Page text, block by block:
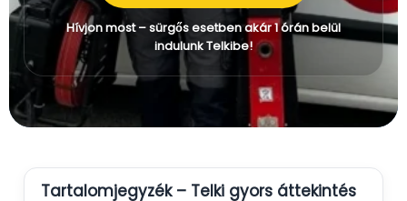
Hívjon most – sürgős esetben akár 1 órán belül
indulunk Telkibe!
Tartalomjegyzék – Telki gyors áttekintés